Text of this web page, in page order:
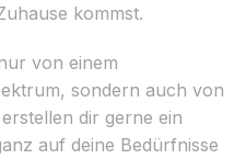
kommst.
von einem
sondern auch von
dir gerne ein
auf deine Bedürfnisse